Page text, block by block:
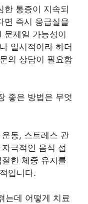
한 통증이 지속되
면 즉시 응급실을
문제일 가능성이
일시적이라 하더
의 상담이 필요합
좋은 방법은 무엇
동, 스트레스 관
극적인 음식 섭
한 체중 유지를
입니다.
는데 어떻게 치료